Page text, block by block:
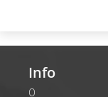
Info
O